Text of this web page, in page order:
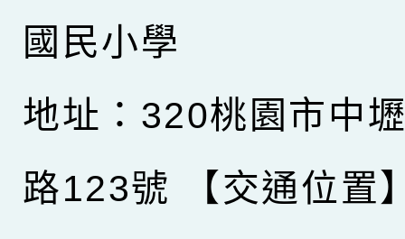
國民小學
地址：320桃園市中
路123號
【交通位置